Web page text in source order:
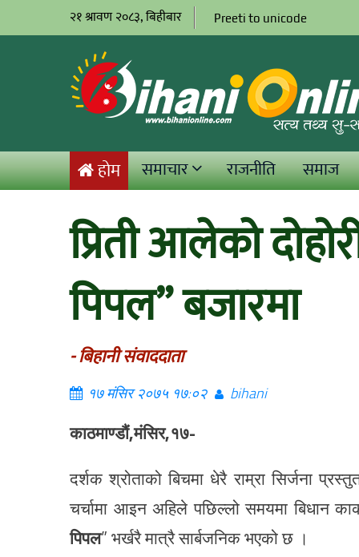
२१ श्रावण २०८३, बिहीबार Preeti to unicode
होम समाचार राजनीति समाज
प्रिती आलेको
पिपल” बजारमा
- बिहानी संवाददाता
१७ मंसिर २०७५ १७:०२ bihani
काठमाण्डौं,मंसिर,१७-
दर्शक श्रोताको बिचमा धेरै राम्रा सिर्जना
चर्चामा आइन अहिले पछिल्लो समयमा बिधान
पिपल” भर्खरै मात्रै सार्बजनिक भएको छ ।